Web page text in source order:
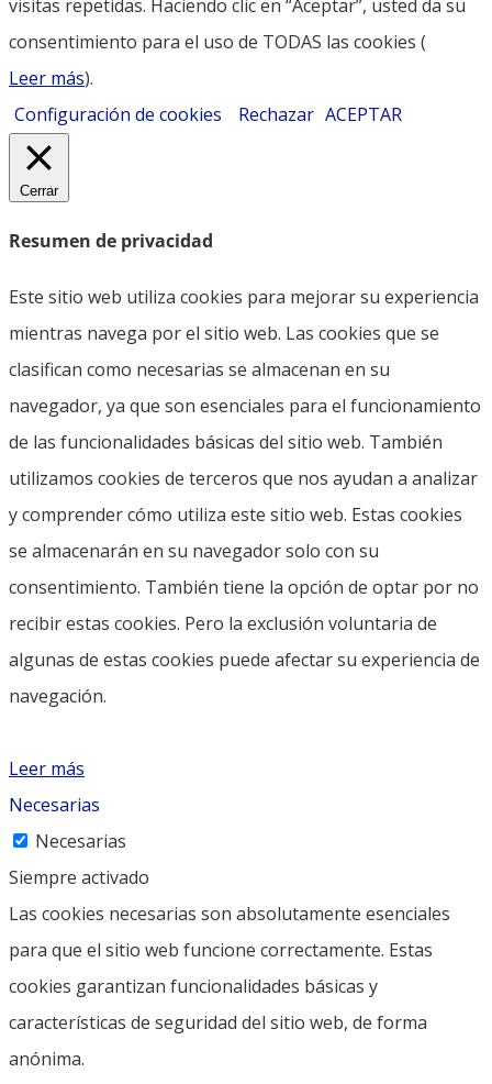
visitas repetidas. Haciendo clic en “Aceptar”, usted da su
consentimiento para el uso de TODAS las cookies (
Leer más).
Configuración de cookies
Rechazar ACEPTAR
Cerrar
Resumen de privacidad
Este sitio web utiliza cookies para mejorar su experiencia
mientras navega por el sitio web. Las cookies que se
clasifican como necesarias se almacenan en su
navegador, ya que son esenciales para el funcionamiento
de las funcionalidades básicas del sitio web. También
utilizamos cookies de terceros que nos ayudan a analizar
y comprender cómo utiliza este sitio web. Estas cookies
se almacenarán en su navegador solo con su
consentimiento. También tiene la opción de optar por no
recibir estas cookies. Pero la exclusión voluntaria de
algunas de estas cookies puede afectar su experiencia de
navegación.
Leer más
Necesarias
Necesarias
Siempre activado
Las cookies necesarias son absolutamente esenciales
para que el sitio web funcione correctamente. Estas
cookies garantizan funcionalidades básicas y
características de seguridad del sitio web, de forma
anónima.